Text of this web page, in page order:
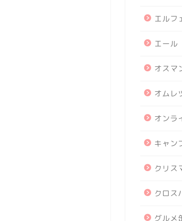
エルフ
エール
オスマ
オムレ
オンラ
キャン
クリス
クロス
グルメ